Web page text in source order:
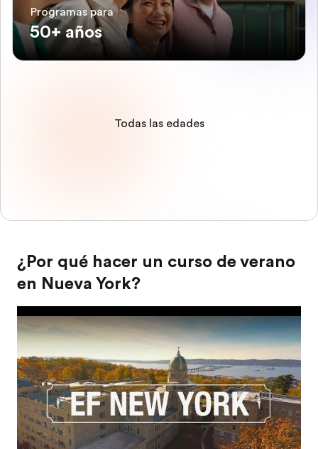
Programas para
50+ años
Todas las edades
¿Por qué hacer un curso de verano
en Nueva York?
Play